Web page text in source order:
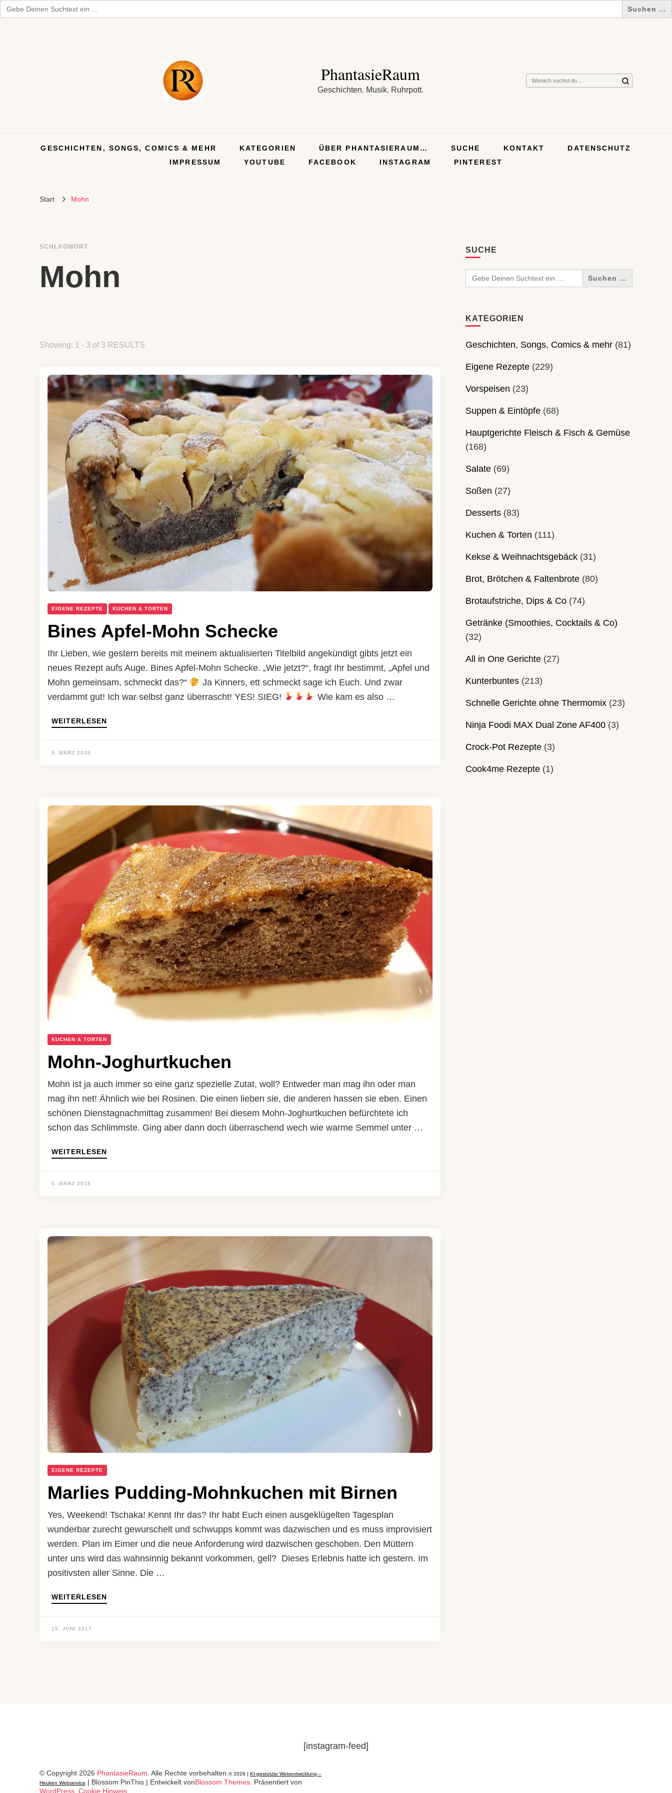
Search
for:
PhantasieRaum
Geschichten. Musik. Ruhrpott.
Suchst
GESCHICHTEN, SONGS, COMICS & MEHR KATEGORIEN ÜBER PHANTASIERAUM… SUCHE KONTAKT
DATENSCHUTZ
IMPRESSUM
YOUTUBE FACEBOOK INSTAGRAM PINTEREST
Start Mohn
SCHLAGWORT
Mohn
Showing: 1 - 3 of 3 RESULTS
EIGENE REZEPTE KUCHEN & TORTEN
Bines Apfel-Mohn Schecke
Ihr Lieben, wie gestern bereits mit meinem aktualisierten Titelbild angekündigt gibts jetzt ein
neues Rezept aufs Auge. Bines Apfel-Mohn Schecke. „Wie jetzt?“, fragt Ihr bestimmt, „Apfel und
Mohn gemeinsam, schmeckt das?“
Ja Kinners, ett schmeckt sage ich Euch. Und zwar
verdammt gut! Ich war selbst ganz überrascht! YES! SIEG!
Wie kam es also …
WEITERLESEN
5. MÄRZ 2020
KUCHEN & TORTEN
Mohn-Joghurtkuchen
Mohn ist ja auch immer so eine ganz spezielle Zutat, woll? Entweder man mag ihn oder man
mag ihn net! Ähnlich wie bei Rosinen. Die einen lieben sie, die anderen hassen sie eben. Einen
schönen Dienstagnachmittag zusammen! Bei diesem Mohn-Joghurtkuchen befürchtete ich
schon das Schlimmste. Ging aber dann doch überraschend wech wie warme Semmel unter …
WEITERLESEN
6. MÄRZ 2018
EIGENE REZEPTE
Marlies Pudding-Mohnkuchen mit Birnen
Yes, Weekend! Tschaka! Kennt Ihr das? Ihr habt Euch einen ausgeklügelten Tagesplan
wunderbar zurecht gewurschelt und schwupps kommt was dazwischen und es muss improvisiert
werden. Plan im Eimer und die neue Anforderung wird dazwischen geschoben. Den Müttern
unter uns wird das wahnsinnig bekannt vorkommen, gell? Dieses Erlebnis hatte ich gestern. Im
positivsten aller Sinne. Die …
WEITERLESEN
15. JUNI 2017
SUCHE
Search
for:
KATEGORIEN
Geschichten, Songs, Comics & mehr(81)
Eigene Rezepte(229)
Vorspeisen (23)
Suppen & Eintöpfe(68)
Hauptgerichte Fleisch & Fisch & Gemüse
(168)
Salate(69)
Soßen (27)
Desserts(83)
Kuchen & Torten (111)
Kekse & Weihnachtsgebäck(31)
Brot, Brötchen & Faltenbrote(80)
Brotaufstriche, Dips & Co(74)
Getränke (Smoothies, Cocktails & Co)
(32)
All in One Gerichte(27)
Kunterbuntes(213)
Schnelle Gerichte ohne Thermomix(23)
Ninja Foodi MAX Dual Zone AF400(3)
Crock-Pot Rezepte(3)
Cook4me Rezepte(1)
[instagram-feed]
© Copyright 2026 PhantasieRaum . Alle Rechte vorbehalten. © 2026 | KI-gestützte Webentwicklung –
Heuken Webservice | Blossom PinThis | Entwickelt vonBlossom Themes . Präsentiert von
WordPress Cookie Hinweis